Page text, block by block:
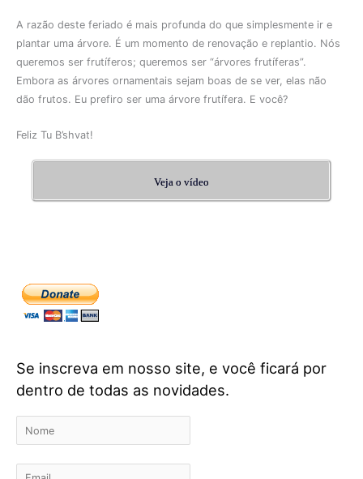
A razão deste feriado é mais profunda do que simplesmente ir e
plantar uma árvore. É um momento de renovação e replantio. Nós
queremos ser frutíferos; queremos ser “árvores frutíferas”.
Embora as árvores ornamentais sejam boas de se ver, elas não
dão frutos. Eu prefiro ser uma árvore frutífera. E você?
Feliz Tu B’shvat!
Veja o vídeo
Se inscreva em nosso site, e você ficará por
dentro de todas as novidades.